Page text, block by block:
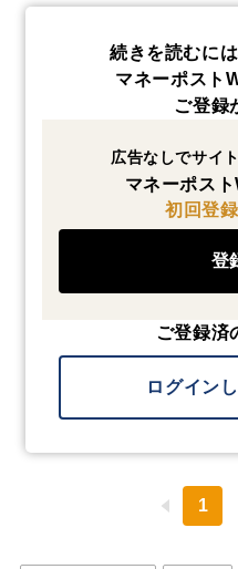
続きを読むに
マネーポスト
ご登録
広告なしでサイ
マネーポス
初回登
登
ご登録済
ログイン
1